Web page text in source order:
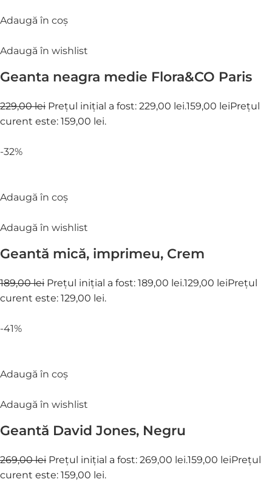
Adaugă în coș
Adaugă în wishlist
Geanta neagra medie Flora&CO Paris
229,00 lei Prețul inițial a fost: 229,00 lei.159,00 leiPrețul
curent este: 159,00 lei.
-32%
Adaugă în coș
Adaugă în wishlist
Geantă mică, imprimeu, Crem
189,00 lei Prețul inițial a fost: 189,00 lei.129,00 leiPrețul
curent este: 129,00 lei.
-41%
Adaugă în coș
Adaugă în wishlist
Geantă David Jones, Negru
269,00 lei Prețul inițial a fost: 269,00 lei.159,00 leiPrețul
curent este: 159,00 lei.